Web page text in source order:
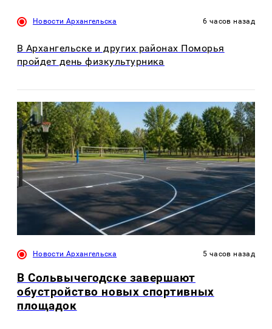
Новости Архангельска 6 часов назад
В Архангельске и других районах Поморья
пройдет день физкультурника
Новости Архангельска 5 часов назад
В Сольвычегодске завершают
обустройство новых спортивных
площадок